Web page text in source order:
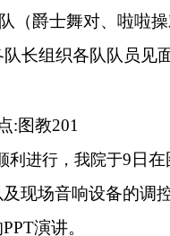
（爵士舞对、啦啦
长组织各队队员见
:图教201
利进行，我院于9日在
现场音响设备的调
演讲。